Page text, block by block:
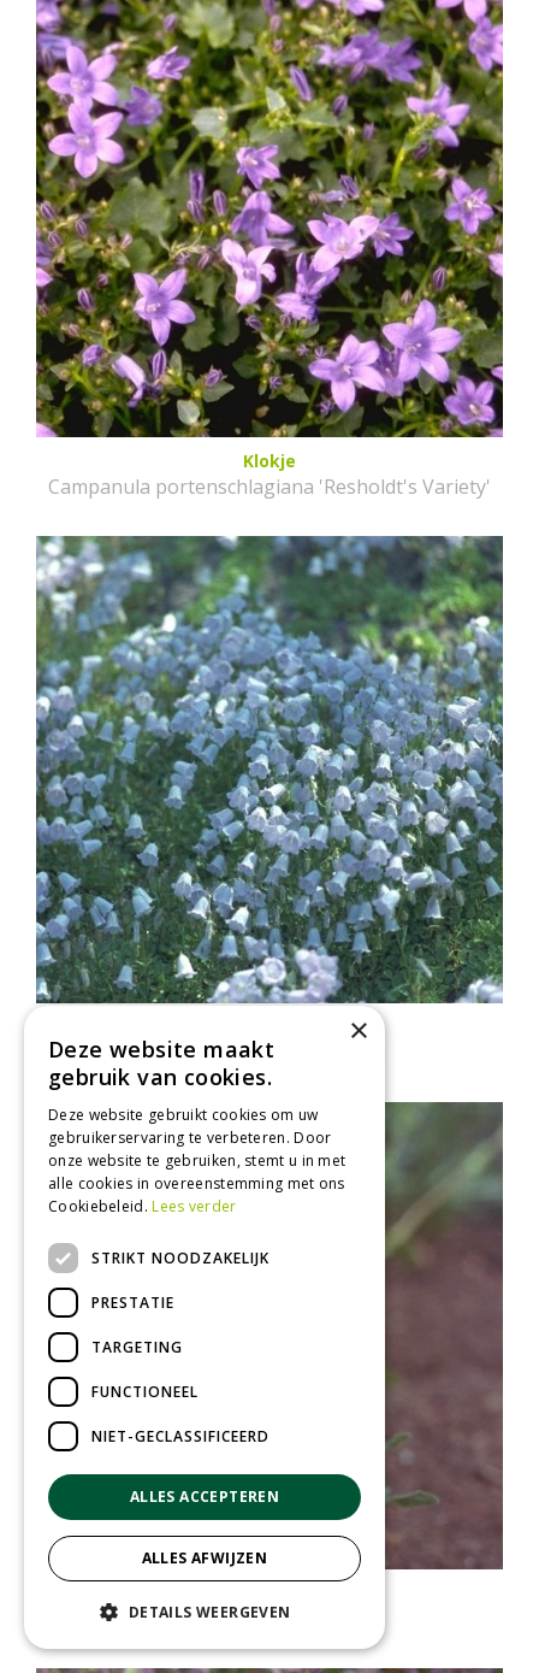
Klokje
Campanula portenschlagiana 'Resholdt's Variety'
Campanula cochleariifolia
Campanula thyrsoides
×
Deze website maakt
gebruik van cookies.
Deze website gebruikt cookies om uw
gebruikerservaring te verbeteren. Door
onze website te gebruiken, stemt u in met
alle cookies in overeenstemming met ons
Cookiebeleid.Lees verder
STRIKT NOODZAKELIJK
PRESTATIE
TARGETING
FUNCTIONEEL
NIET-GECLASSIFICEERD
ALLES ACCEPTEREN
ALLES AFWIJZEN
DETAILS WEERGEVEN